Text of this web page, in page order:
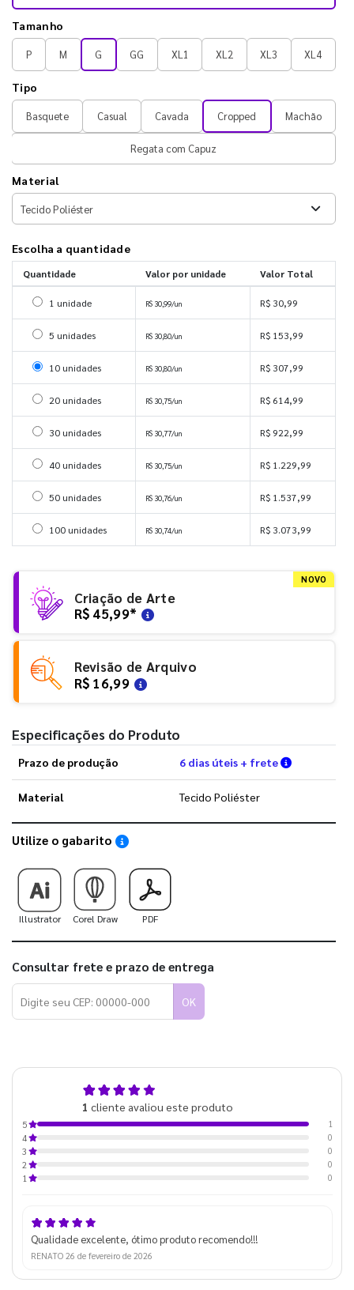
Tamanho
P M G GG XL1 XL2 XL3 XL4
Tipo
Basquete Casual Cavada Cropped Machão
Regata com Capuz
Material
Escolha a quantidade
Quantidade Valor por unidade Valor Total
Selecionar 1 unidade
1 unidade R$ 30,99/un R$ 30,99
Selecionar 5 unidades
5 unidades R$ 30,80/un R$ 153,99
Selecionar 10 unidades
10 unidades R$ 30,80/un R$ 307,99
Selecionar 20 unidades
20 unidades R$ 30,75/un R$ 614,99
Selecionar 30 unidades
30 unidades R$ 30,77/un R$ 922,99
Selecionar 40 unidades
40 unidades R$ 30,75/un R$ 1.229,99
Selecionar 50 unidades
50 unidades R$ 30,76/un R$ 1.537,99
Selecionar 100 unidades
100 unidades R$ 30,74/un R$ 3.073,99
NOVO
Criação de Arte
R$ 45,99*
Revisão de Arquivo
R$ 16,99
Especificações do Produto
Prazo de produção 6 dias úteis + frete Verifique
Material Tecido Poliéster
Utilize o gabarito Saiba como utilizar os nossos gabaritos
Illustrator Corel Draw PDF
Consultar frete e prazo de entrega
OK
1 cliente avaliou este produto
5
1
4
0
3
0
2
0
1
0
Qualidade excelente, ótimo produto recomendo!!!
RENATO 26 de fevereiro de 2026